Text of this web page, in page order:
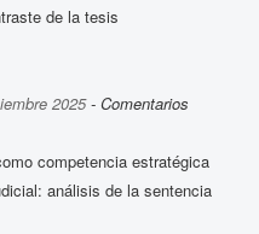
de la tesis
2025- Comentarios
competencia estratégica
análisis de la sentencia